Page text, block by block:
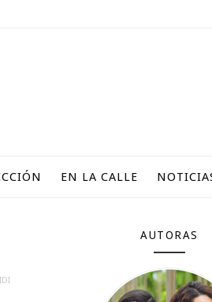
EN LA CALLE
AUTORAS